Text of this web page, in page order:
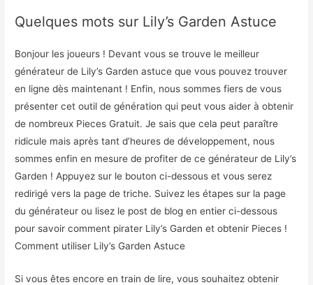
Quelques mots sur Lily’s Garden Astuce
Bonjour les joueurs ! Devant vous se trouve le meilleur
générateur de Lily’s Garden astuce que vous pouvez trouver
en ligne dès maintenant ! Enfin, nous sommes fiers de vous
présenter cet outil de génération qui peut vous aider à obtenir
de nombreux Pieces Gratuit. Je sais que cela peut paraître
ridicule mais après tant d’heures de développement, nous
sommes enfin en mesure de profiter de ce générateur de Lily’s
Garden ! Appuyez sur le bouton ci-dessous et vous serez
redirigé vers la page de triche. Suivez les étapes sur la page
du générateur ou lisez le post de blog en entier ci-dessous
pour savoir comment pirater Lily’s Garden et obtenir Pieces !
Comment utiliser Lily’s Garden Astuce
Si vous êtes encore en train de lire, vous souhaitez obtenir